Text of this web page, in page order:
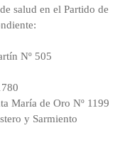
salud en el Partido de
Nº 505
María de Oro Nº 1199
y Sarmiento